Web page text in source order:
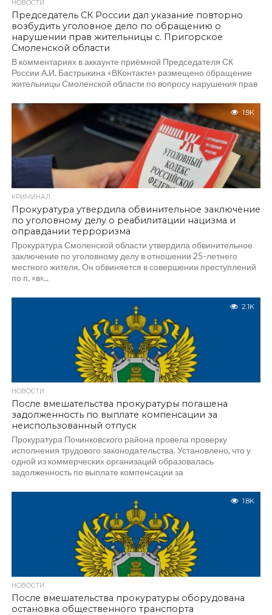
НОВОСТИ
Председатель СК России дал указание повторно
возбудить уголовное дело по обращению о
нарушении прав жительницы с. Пригорское
Смоленской области
В комментариях в аккаунте приёмной Председателя СК
России А.И. Бастрыкина «ВКонтакте» размещено обращение
жительницы Смоленской области по вопросу нарушения прав
1.9K
КРИМИНАЛ
Прокуратура утвердила обвинительное заключение
по уголовному делу о реабилитации нацизма и
оправдании терроризма
Прокуратура Смоленской области утвердила обвинительное
заключение по уголовному делу в отношении 25-летнего
местного жителя. Он обвиняется в совершении преступлений
по п. «в»...
2.1K
НОВОСТИ
После вмешательства прокуратуры погашена
задолженность по выплате компенсации за
неиспользованный отпуск
Прокуратура Починковского района провела проверку
исполнения трудового законодательства. Установлено, что у
одной из коммерческих организаций образовалась
задолженность по выплате компенсации за
1.8K
НОВОСТИ
После вмешательства прокуратуры оборудована
остановка общественного транспорта